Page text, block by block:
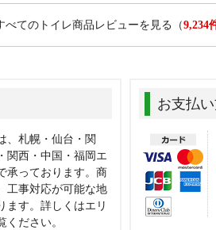
べてのトイレ商品レビューを見る （9,234
、札幌・仙台・関
関西・中国・福岡エ
承っております。商
工事対応が可能な地
ます。詳しくはエリ
ください。
お支払